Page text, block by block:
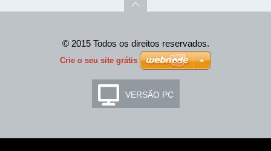
© 2015 Todos os direitos reservados.
Crie o seu site grátis
VERSÃO PC